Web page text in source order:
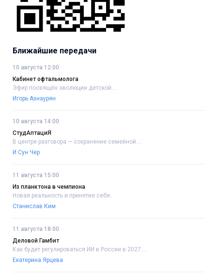
Ближайшие передачи
10 августа 12:00
Кабинет офтальмолога
Эфир посвящён эволюции детской....
Игорь Азнаурян
10 августа 14:00
СтудАптациЯ
В центре разговора — сохранение семейной....
И Сун Чер
11 августа 15:00
Из планктона в чемпиона
Новая реальность и принятие себя..
Станислав Ким
11 августа 18:00
Деловой Гамбит
Как будет регулироваться ИИ в России в 2027....
Екатерина Ярцева